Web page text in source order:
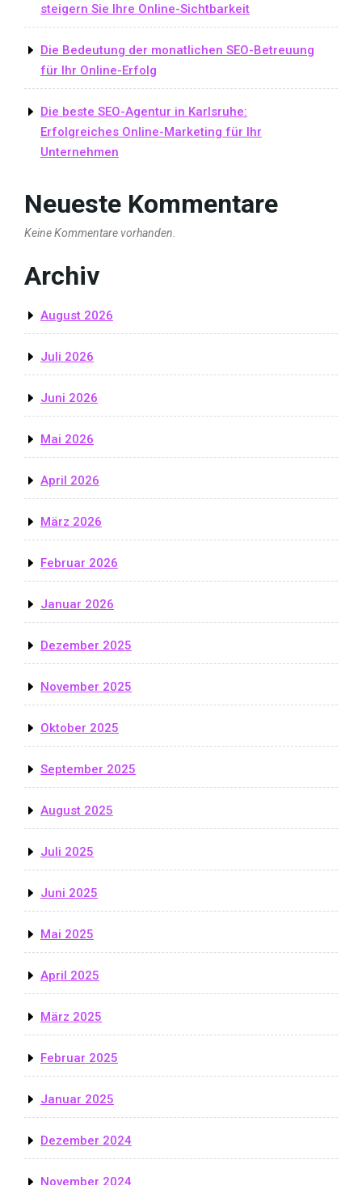
steigern Sie Ihre Online-Sichtbarkeit
Die Bedeutung der monatlichen SEO-Betreuung
für Ihr Online-Erfolg
Die beste SEO-Agentur in Karlsruhe:
Erfolgreiches Online-Marketing für Ihr
Unternehmen
Neueste Kommentare
Keine Kommentare vorhanden.
Archiv
August 2026
Juli 2026
Juni 2026
Mai 2026
April 2026
März 2026
Februar 2026
Januar 2026
Dezember 2025
November 2025
Oktober 2025
September 2025
August 2025
Juli 2025
Juni 2025
Mai 2025
April 2025
März 2025
Februar 2025
Januar 2025
Dezember 2024
November 2024